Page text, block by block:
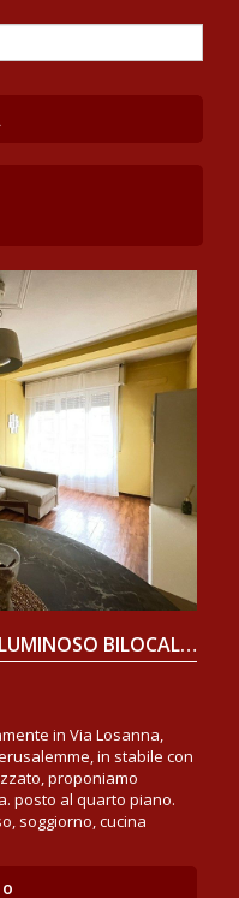
MILANO, ZONA SEMPIONE - LUMINOSO BILOCALE DI 75 MQ A PIANO ALTO
in Via Losanna,
in stabile con
proponiamo
posto al quarto piano.
soggiorno, cucina